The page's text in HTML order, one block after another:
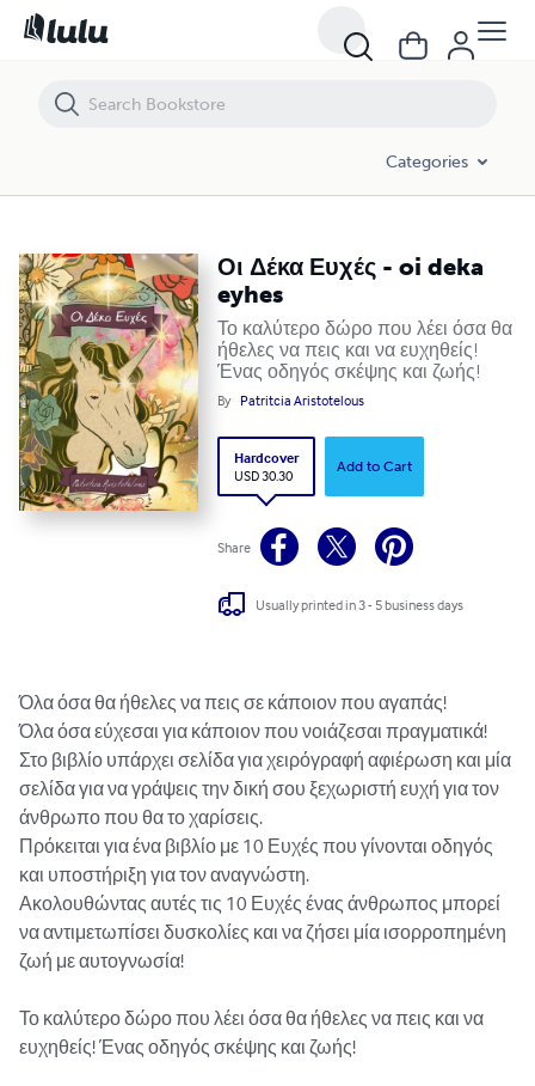
Categories
Οι Δέκα Ευχές - oi deka
eyhes
Το καλύτερο δώρο που λέει όσα θα
ήθελες να πεις και να ευχηθείς!
Ένας οδηγός σκέψης και ζωής!
By Patritcia Aristotelous
Hardcover
USD 30.30
Add to Cart
Share
Usually printed in 3 - 5 business days
Όλα όσα θα ήθελες να πεις σε κάποιον που αγαπάς!
Όλα όσα εύχεσαι για κάποιον που νοιάζεσαι πραγματικά!
Στο βιβλίο υπάρχει σελίδα για χειρόγραφή αφιέρωση και μία
σελίδα για να γράψεις την δική σου ξεχωριστή ευχή για τον
άνθρωπο που θα το χαρίσεις.
Πρόκειται για ένα βιβλίο με 10 Ευχές που γίνονται οδηγός
και υποστήριξη για τον αναγνώστη.
Ακολουθώντας αυτές τις 10 Ευχές ένας άνθρωπος μπορεί
να αντιμετωπίσει δυσκολίες και να ζήσει μία ισορροπημένη
ζωή με αυτογνωσία!
Το καλύτερο δώρο που λέει όσα θα ήθελες να πεις και να
ευχηθείς! Ένας οδηγός σκέψης και ζωής!
Οι Δέκα Ευχές - oi deka eyhes